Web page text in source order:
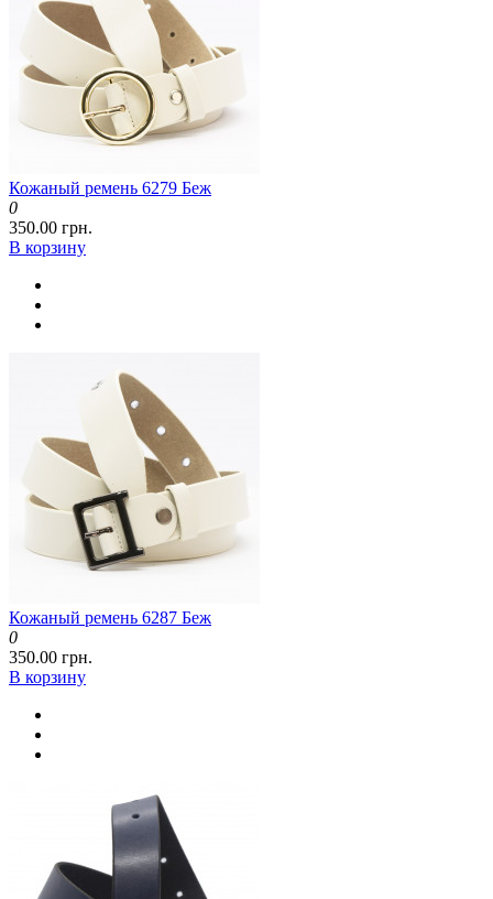
Кожаный ремень 6279 Беж
0
350.00 грн.
В корзину
Кожаный ремень 6287 Беж
0
350.00 грн.
В корзину